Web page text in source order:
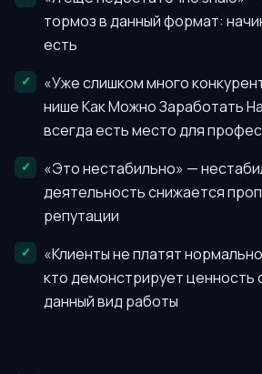
тормоз в данный формат:
есть
«Уже слишком много
нише Как Можно Заработать
всегда есть место для
«Это нестабильно» —
деятельность снижается
репутации
«Клиенты не платят
кто демонстрирует ценность
данный вид работы